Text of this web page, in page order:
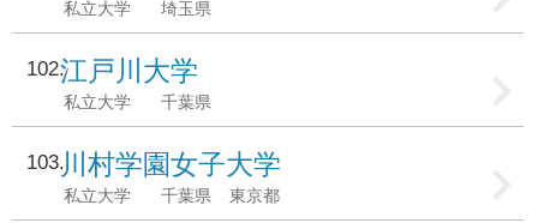
私立大学 埼玉県
102江戸川大学
私立大学 千葉県
103川村学園女子大学
私立大学 千葉県 東京都